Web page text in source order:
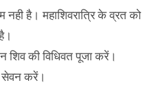
है। महाशिवरात्रि के व्रत को
शिव की विधिवत पूजा करें।
सेवन करें।